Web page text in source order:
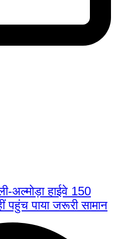
हाईवे 150
पहुंच पाया जरूरी सामान